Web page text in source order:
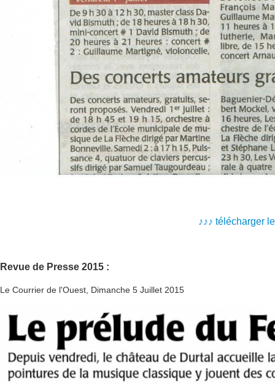
♪♪♪ télécharger
Revue de Presse 2015 :
Le Courrier de l'Ouest, Dimanche 5 Juillet 2015